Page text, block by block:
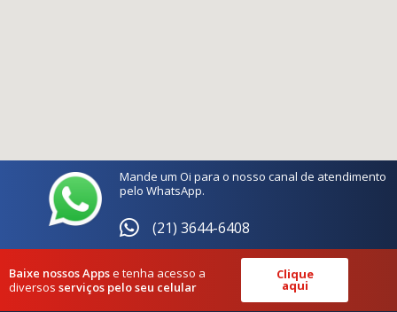
Mande um Oi para o nosso canal de atendimento
pelo WhatsApp.
(21) 3644-6408
Baixe nossos Appse tenha acesso a
diversos serviços pelo seu celular
Clique
aqui